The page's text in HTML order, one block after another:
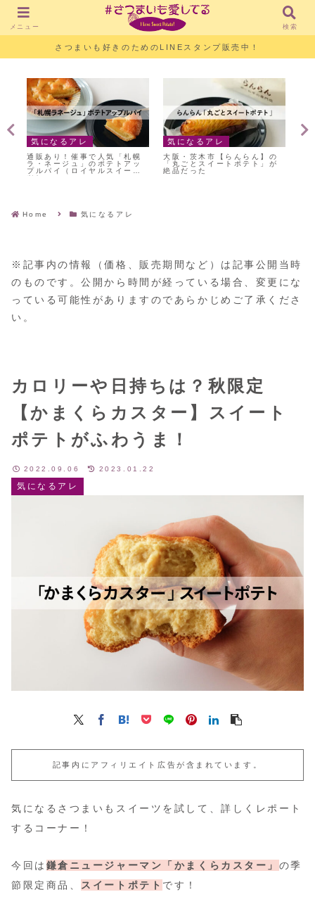
さつまいも好きのためのLINEスタンプ販売中！
気になるアレ
通販あり！催事で人気「札幌
ラ・ネージュ」のポテトアッ
プルパイ（ロイヤルスイー
ツ）
気になるアレ
大阪・茨木市【らんらん】の
「丸ごとスイートポテト」が
絶品だった
Home 気になるアレ
カロリーや日持ちは？秋限定
【かまくらカスター】スイート
ポテトがふわうま！
気になるアレ
2022.09.06 2023.01.22
記事内にアフィリエイト広告が含まれています。
※記事内の情報（価格、販売期間など）は記事公開当時
のものです。公開から時間が経っている場合、変更にな
っている可能性がありますのであらかじめご了承くださ
い。
気になるさつまいもスイーツを試して、詳しくレポート
するコーナー！
今回は 鎌倉ニュージャーマン「かまくらカスター」 の季
節限定商品、
スイートポテト です！
メニュー 検索